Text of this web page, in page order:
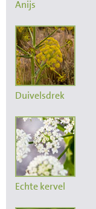
Anijs
Duivelsdrek
Echte kervel